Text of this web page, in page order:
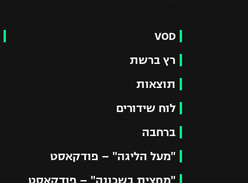
VOD
רץ ברשת
תוצאות
לוח שידורים
ברחבה
"מעל הליגה" – פודקאסט
"מחצית בשכונה" – פודקאסט